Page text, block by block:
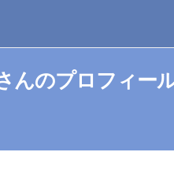
んのプロフィー